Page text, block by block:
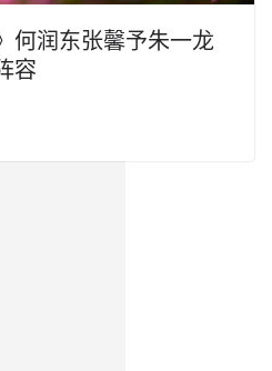
何润东张馨予朱一龙
容